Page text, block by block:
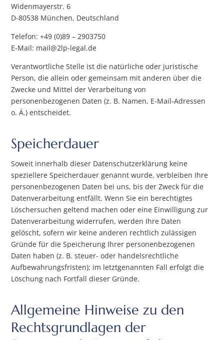
Widenmayerstr. 6
D-80538 München, Deutschland
Telefon: +49 (0)89 – 2903750
E-Mail: mail@2lp-legal.de
Verantwortliche Stelle ist die natürliche oder juristische
Person, die allein oder gemeinsam mit anderen über die
Zwecke und Mittel der Verarbeitung von
personenbezogenen Daten (z. B. Namen, E-Mail-Adressen
o. Ä.) entscheidet.
Speicherdauer
Soweit innerhalb dieser Datenschutzerklärung keine
speziellere Speicherdauer genannt wurde, verbleiben Ihre
personenbezogenen Daten bei uns, bis der Zweck für die
Datenverarbeitung entfällt. Wenn Sie ein berechtigtes
Löschersuchen geltend machen oder eine Einwilligung zur
Datenverarbeitung widerrufen, werden Ihre Daten
gelöscht, sofern wir keine anderen rechtlich zulässigen
Gründe für die Speicherung Ihrer personenbezogenen
Daten haben (z. B. steuer- oder handelsrechtliche
Aufbewahrungsfristen); im letztgenannten Fall erfolgt die
Löschung nach Fortfall dieser Gründe.
Allgemeine Hinweise zu den
Rechtsgrundlagen der